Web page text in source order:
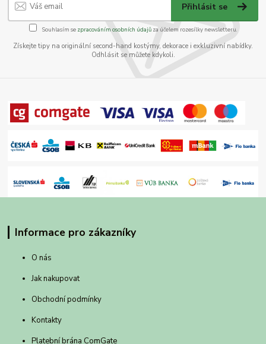
Přihlásit se
Souhlasím se zpracováním osobních údajůza účelem rozesílky newsletteru.
Získejte tipy na originální second-hand kostýmy, dekorace i exkluzivní nabídky.
Odhlásit se můžete kdykoli.
Informace pro zákazníky
O nás
Jak nakupovat
Obchodní podmínky
Kontakty
Platební brána ComGate